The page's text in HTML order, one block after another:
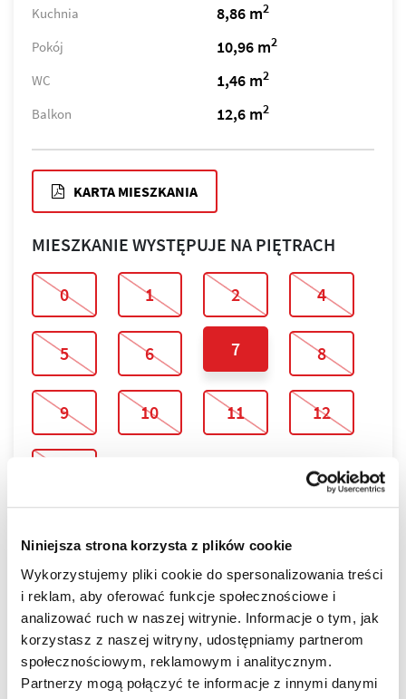
Niniejsza strona korzysta z plików cookie
Wykorzystujemy pliki cookie do spersonalizowania treści
i reklam, aby oferować funkcje społecznościowe i
analizować ruch w naszej witrynie. Informacje o tym, jak
korzystasz z naszej witryny, udostępniamy partnerom
społecznościowym, reklamowym i analitycznym.
Partnerzy mogą połączyć te informacje z innymi danymi
Kuchnia 8,86 m2
Pokój 10,96 m2
WC 1,46 m2
Balkon 12,6 m2
KARTA MIESZKANIA
MIESZKANIE WYSTĘPUJE NA PIĘTRACH
0 1 2 4
5 6 7 8
9 10 11 12
LOKALIZACJA
NOVA GRANICZNA powstaje w najbardziej lubianej
części miasta!
Tu każdy, nawet najbardziej wymagający Klient znajdzie